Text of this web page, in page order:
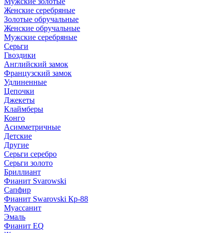
Женские серебряные
Золотые обручальные
Женские обручальные
Мужские серебряные
Серьги
Гвоздики
Английский замок
Французский замок
Удлиненные
Цепочки
Джекеты
Клаймберы
Конго
Асимметричные
Детские
Другие
Серьги серебро
Серьги золото
Бриллиант
Фианит Svarowski
Сапфир
Фианит Swarovski Кр-88
Муассанит
Эмаль
Фианит EQ